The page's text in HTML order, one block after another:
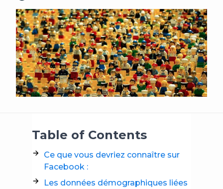
Table of Contents
Ce que vous devriez connaître sur
Facebook :
Les données démographiques liées